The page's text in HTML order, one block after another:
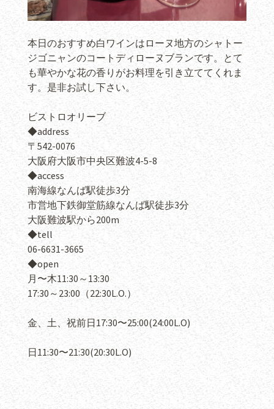
本日のおすすめ白ワインはローヌ地方のシャトー
ジゴニャンのコートディローヌブランです。とて
も華やかな花の香りがお料理を引き立ててくれま
す。是非お試し下さい。
ビストロオリーブ
◆address
〒 542-0076
大阪府大阪市中央区難波4-5-8
◆access
南海線なんば駅徒歩3分
市営地下鉄御堂筋線なんば駅徒歩3分
大阪難波駅から200m
◆tell
06-6631-3665
◆open
月〜木11:30～ 13:30
17:30 ～ 23:00 （22:30L.O.）
金、土、祝前日17:30〜25:00(24:00L.O)
日11:30〜21:30(20:30L.O)